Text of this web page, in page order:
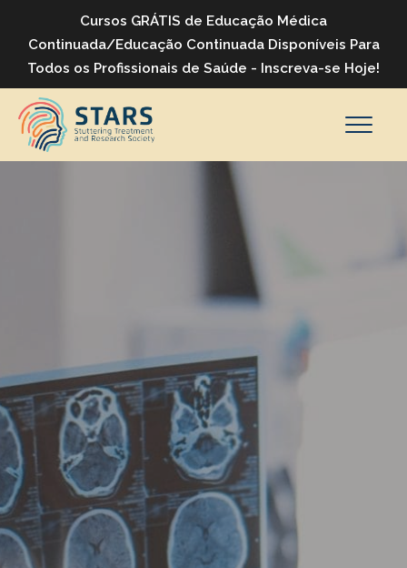
Cursos GRÁTIS de Educação Médica
Continuada/Educação Continuada Disponíveis Para
Todos os Profissionais de Saúde - Inscreva-se Hoje!